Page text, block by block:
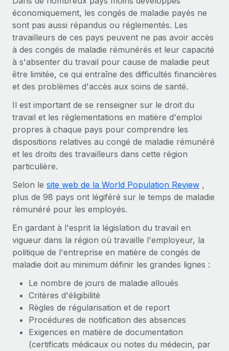
En savoir plus
Comment Phiture gère ses 55 employés
répartis dans 19 pays grâce à Remote
Phiture, un leader notable du conseil en matière de
croissance mobile internationale, encourage les...
En savoir plus
économiquement, les congés de maladie payés ne
sont pas aussi répandus ou réglementés. Les
travailleurs de ces pays peuvent ne pas avoir accès
à des congés de maladie rémunérés et leur capacité
à s'absenter du travail pour cause de maladie peut
être limitée, ce qui entraîne des difficultés financières
et des problèmes d'accès aux soins de santé.
Il est important de se renseigner sur le droit du
travail et les réglementations en matière d'emploi
propres à chaque pays pour comprendre les
dispositions relatives au congé de maladie rémunéré
et les droits des travailleurs dans cette région
particulière.
Selon le site web de la World Population Review ,
plus de 98 pays ont légiféré sur le temps de maladie
rémunéré pour les employés.
En gardant à l'esprit la législation du travail en
vigueur dans la région où travaille l'employeur, la
politique de l'entreprise en matière de congés de
maladie doit au minimum définir les grandes lignes :
Le nombre de jours de maladie alloués
Critères d'éligibilité
Règles de régularisation et de report
Procédures de notification des absences
Exigences en matière de documentation
(certificats médicaux ou notes du médecin, par